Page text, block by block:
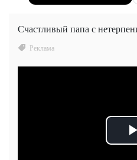
Счастливый папа с